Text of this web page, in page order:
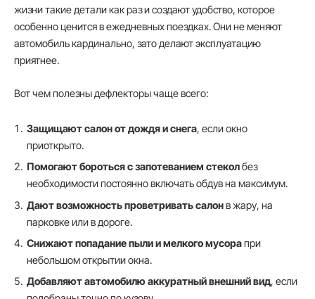
жизни такие детали как раз и создают удобство, которое
особенно ценится в ежедневных поездках. Они не меняют
автомобиль кардинально, зато делают эксплуатацию
приятнее.
Вот чем полезны дефлекторы чаще всего:
Защищают салон от дождя и снега, если окно
приоткрыто.
Помогают бороться с запотеванием стеколбез
необходимости постоянно включать обдув на максимум.
Дают возможность проветривать салонв жару, на
парковке или в дороге.
Снижают попадание пыли и мелкого мусорапри
небольшом открытии окна.
Добавляют автомобилю аккуратный внешний вид, если